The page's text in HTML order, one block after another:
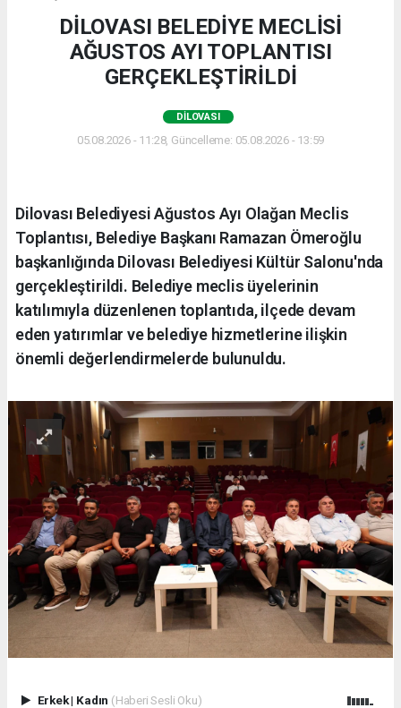
DİLOVASI BELEDİYE MECLİSİ
AĞUSTOS AYI TOPLANTISI
GERÇEKLEŞTİRİLDİ
DILOVASI
05.08.2026 - 11:28, Güncelleme: 05.08.2026 - 13:59
Dilovası Belediyesi Ağustos Ayı Olağan Meclis
Toplantısı, Belediye Başkanı Ramazan Ömeroğlu
başkanlığında Dilovası Belediyesi Kültür Salonu'nda
gerçekleştirildi. Belediye meclis üyelerinin
katılımıyla düzenlenen toplantıda, ilçede devam
eden yatırımlar ve belediye hizmetlerine ilişkin
önemli değerlendirmelerde bulunuldu.
Erkek| Kadın (Haberi Sesli Oku)